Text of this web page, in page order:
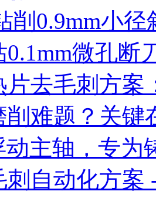
削0.9mm小
微孔断
去毛刺方案
削难题？关键
动主轴，专为
自动化方案